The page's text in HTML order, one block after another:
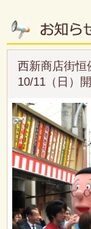
西新商店街恒
10/11（日）